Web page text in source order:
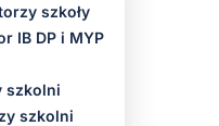
szkoły
IB DP i MYP
szkolni
szkolni